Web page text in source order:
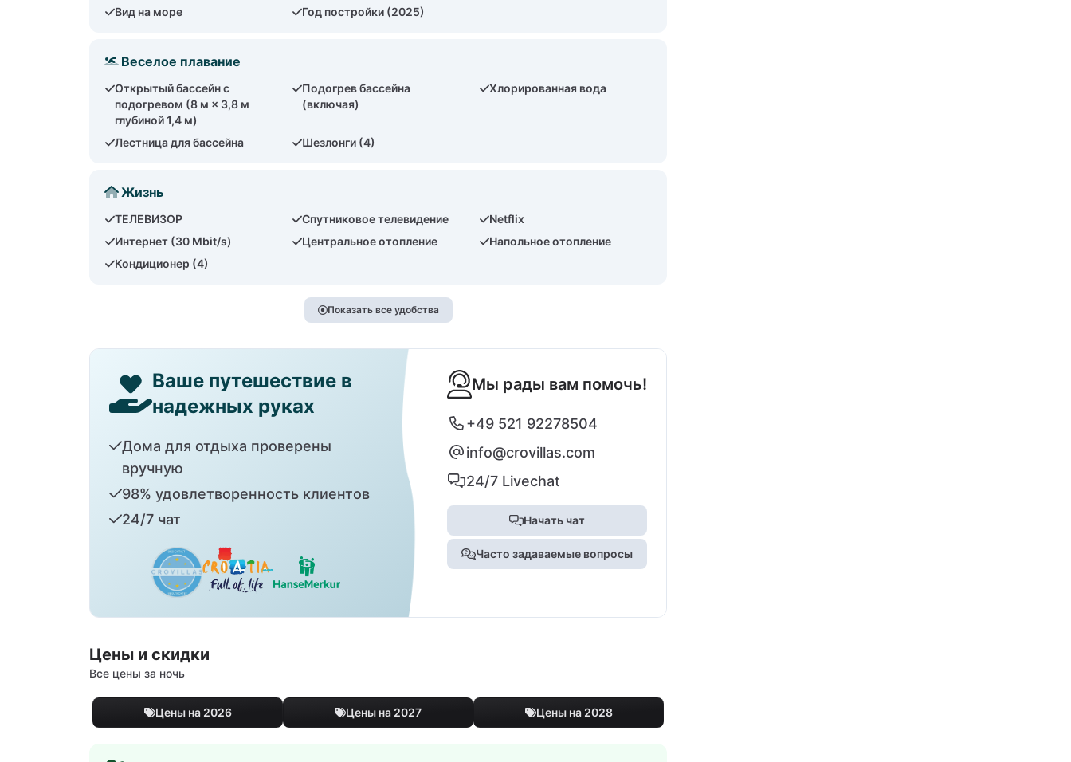
Вид на море Год постройки (2025)
Веселое плавание
Открытый бассейн с
подогревом (8 м × 3,8 м
глубиной 1,4 м)
Подогрев бассейна
(включая)
Хлорированная вода
Лестница для бассейна Шезлонги (4)
Жизнь
ТЕЛЕВИЗОР Спутниковое телевидение
Netflix
Интернет (30 Mbit/s)
Центральное отопление
Напольное отопление
Кондиционер (4)
Показать все удобства
Ваше путешествие в
надежных руках
Дома для отдыха проверены
вручную
98% удовлетворенность клиентов
24/7 чат
Мы рады вам помочь!
+49 521 92278504
info@crovillas.com
24/7 Livechat
Начать чат
Часто задаваемые вопросы
Цены и скидки
Все цены за ночь
Цены на 2026 Цены на 2027 Цены на 2028